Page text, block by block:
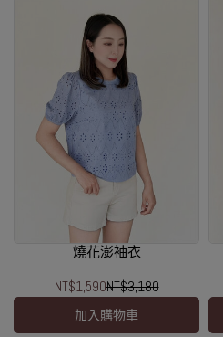
燒花澎袖衣
NT$1,590NT$3,180
加入購物車